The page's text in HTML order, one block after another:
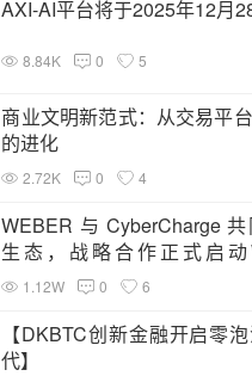
AXI-AI平台将于2025年12月
8.84K 0 5
商业文明新范式：从交易平
的进化
2.72K 0 4
WEBER 与 CyberCharge
生态，战略合作正式启动
CyberCharge 共同布局游戏
合作正式启动
1.12W 0 6
【DKBTC创新金融开启零
代】